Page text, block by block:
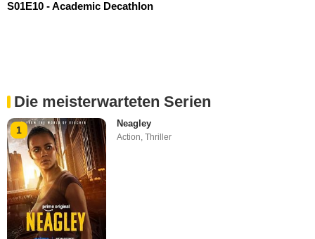
S01E10 - Academic Decathlon
Die meisterwarteten Serien
1
Neagley
Action ,Thriller